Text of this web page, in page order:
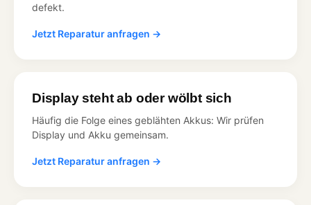
defekt.
Jetzt Reparatur anfragen →
Display steht ab oder wölbt sich
Häufig die Folge eines geblähten Akkus: Wir prüfen
Display und Akku gemeinsam.
Jetzt Reparatur anfragen →